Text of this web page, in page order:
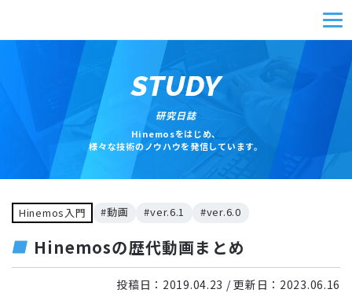
STUDY
研究日誌
Hinemosをはじめ、
様々な技術のノウハウを発信しています。
Hinemos入門 #動画 #ver.6.1 #ver.6.0
Hinemosの歴代動画まとめ
投稿日： 2019.04.23 / 更新日： 2023.06.16